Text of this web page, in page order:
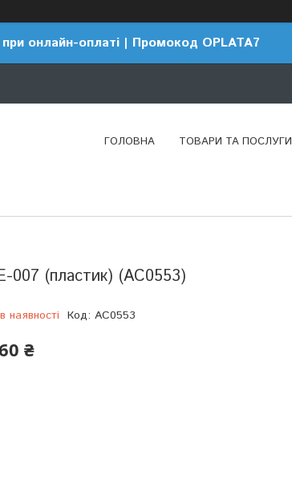
онлайн-оплаті | Промокод OPLATA7
ГОЛОВНА ТОВАРИ ТА ПОСЛУГИ
(пластик) (AC0553)
наявності Код: AC0553
₴